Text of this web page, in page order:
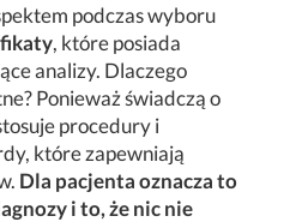
podczas wyboru
, które posiada
analizy. Dlaczego
Ponieważ świadczą o
procedury i
które zapewniają
Dla pacjenta oznacza to
i to, że nic nie